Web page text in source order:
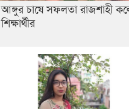
আঙ্গুর চাষে সফলতা রাজশাহী
শিক্ষার্থীর